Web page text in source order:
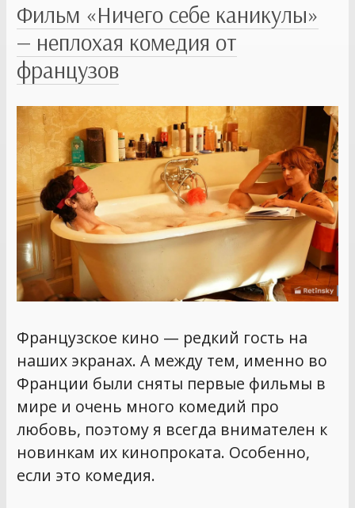
Фильм «Ничего себе каникулы»
— неплохая комедия от
французов
Французское кино — редкий гость на
наших экранах. А между тем, именно во
Франции были сняты первые фильмы в
мире и очень много комедий про
любовь, поэтому я всегда внимателен к
новинкам их кинопроката. Особенно,
если это комедия.